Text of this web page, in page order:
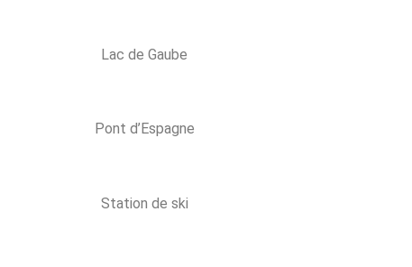
Lac de Gaube
Pont d’Espagne
Station de ski